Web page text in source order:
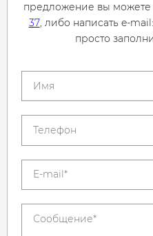
предложение вы можете
37, либо написать e-mail:
просто